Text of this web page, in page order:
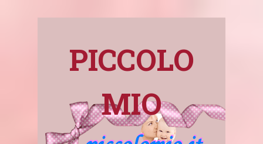
PICCOLO
MIO